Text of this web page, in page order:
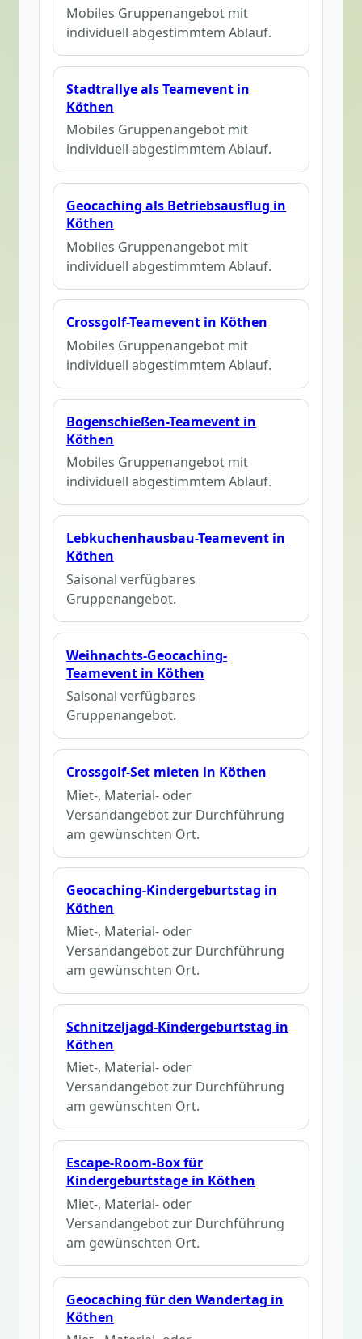
Mobiles Gruppenangebot mit
individuell abgestimmtem Ablauf.
Stadtrallye als Teamevent in
Köthen
Mobiles Gruppenangebot mit
individuell abgestimmtem Ablauf.
Geocaching als Betriebsausflug in
Köthen
Mobiles Gruppenangebot mit
individuell abgestimmtem Ablauf.
Crossgolf-Teamevent in Köthen
Mobiles Gruppenangebot mit
individuell abgestimmtem Ablauf.
Bogenschießen-Teamevent in
Köthen
Mobiles Gruppenangebot mit
individuell abgestimmtem Ablauf.
Lebkuchenhausbau-Teamevent in
Köthen
Saisonal verfügbares
Gruppenangebot.
Weihnachts-Geocaching-
Teamevent in Köthen
Saisonal verfügbares
Gruppenangebot.
Crossgolf-Set mieten in Köthen
Miet-, Material- oder
Versandangebot zur Durchführung
am gewünschten Ort.
Geocaching-Kindergeburtstag in
Köthen
Miet-, Material- oder
Versandangebot zur Durchführung
am gewünschten Ort.
Schnitzeljagd-Kindergeburtstag in
Köthen
Miet-, Material- oder
Versandangebot zur Durchführung
am gewünschten Ort.
Escape-Room-Box für
Kindergeburtstage in Köthen
Miet-, Material- oder
Versandangebot zur Durchführung
am gewünschten Ort.
Geocaching für den Wandertag in
Köthen